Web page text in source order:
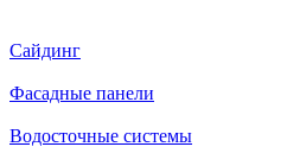
Сайдинг
Фасадные панели
Водосточные системы